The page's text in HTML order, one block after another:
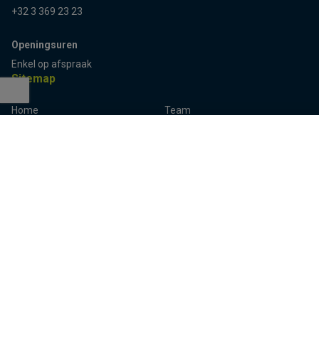
+32 3 369 23 23
Openingsuren
Enkel op afspraak
Sitemap
Home
Team